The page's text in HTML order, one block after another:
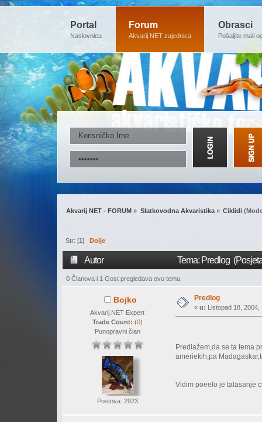
Portal
Naslovnica
Forum
Akvarij.NET zajednica
Obrasci
Pošaljite mali
Akvarij NET - FORUM » Slatkovodna Akvaristika» Ciklidi
Str: [1] Dolje
Autor Tema: Predlog
0 Članova i 1 Gost pregledava ovu temu.
Bojko
Akvarij.NET Expert
Trade Count: (0)
Punopravni član
Postova: 2923
Predlog
« u: Listopad 18, 2004,
Predlažem,da se ta tema
ameriekih,pa
Vidim poeelo je talasanje